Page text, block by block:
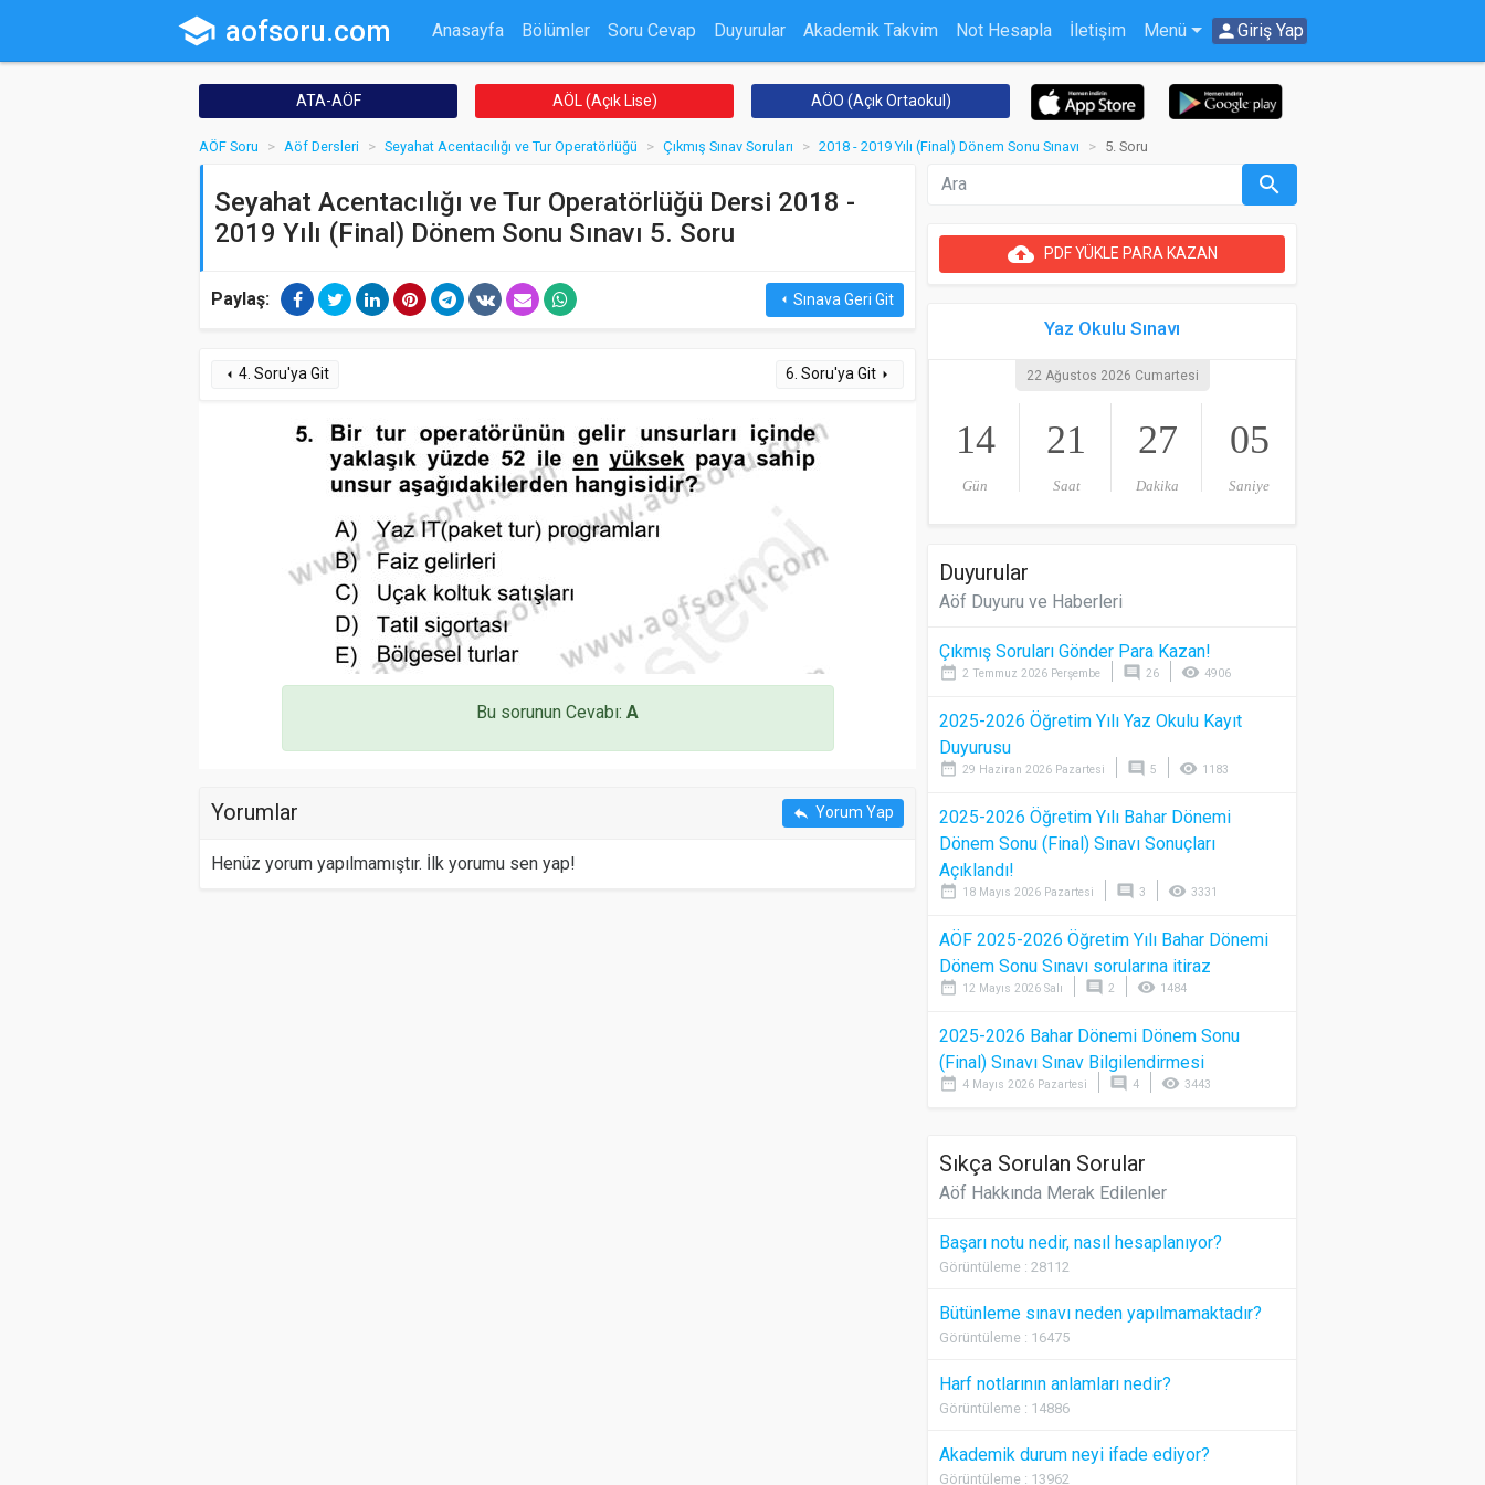
school aofsoru.com Anasayfa Bölümler Soru Cevap Duyurular Akademik Takvim Not Hesapla İletişim Menü personGiriş Yap
ATA-AÖF AÖL (Açık Lise) AÖO (Açık Ortaokul)
AÖF Soru Aöf Dersleri Seyahat Acentacılığı ve Tur Operatörlüğü Çıkmış Sınav Soruları 2018 - 2019 Yılı (Final) Dönem Sonu Sınavı 5. Soru
Seyahat Acentacılığı ve Tur Operatörlüğü Dersi 2018 -
2019 Yılı (Final) Dönem Sonu Sınavı 5. Soru
Paylaş: arrow_leftSınava Geri Git
arrow_left 4. Soru'ya Git 6. Soru'ya Git arrow_right
Bu sorunun Cevabı:A
Yorumlar reply Yorum Yap
Henüz yorum yapılmamıştır. İlk yorumu sen yap!
search
cloud_uploadPDF YÜKLE PARA KAZAN
Yaz Okulu Sınavı
22 Ağustos 2026 Cumartesi
14
Gün
21
Saat
27
Dakika
05
Saniye
Duyurular
Aöf Duyuru ve Haberleri
Çıkmış Soruları Gönder Para Kazan!
date_range 2 Temmuz 2026 Perşembe comment 26 visibility 4906
2025-2026 Öğretim Yılı Yaz Okulu Kayıt
Duyurusu
date_range 29 Haziran 2026 Pazartesi comment 5 visibility 1183
2025-2026 Öğretim Yılı Bahar Dönemi
Dönem Sonu (Final) Sınavı Sonuçları
Açıklandı!
date_range 18 Mayıs 2026 Pazartesi comment 3 visibility 3331
AÖF 2025-2026 Öğretim Yılı Bahar Dönemi
Dönem Sonu Sınavı sorularına itiraz
date_range 12 Mayıs 2026 Salı comment 2 visibility 1484
2025-2026 Bahar Dönemi Dönem Sonu
(Final) Sınavı Sınav Bilgilendirmesi
date_range 4 Mayıs 2026 Pazartesi comment 4 visibility 3443
Sıkça Sorulan Sorular
Aöf Hakkında Merak Edilenler
Başarı notu nedir, nasıl hesaplanıyor?
Görüntüleme : 28112
Bütünleme sınavı neden yapılmamaktadır?
Görüntüleme : 16475
Harf notlarının anlamları nedir?
Görüntüleme : 14886
Akademik durum neyi ifade ediyor?
Görüntüleme : 13962